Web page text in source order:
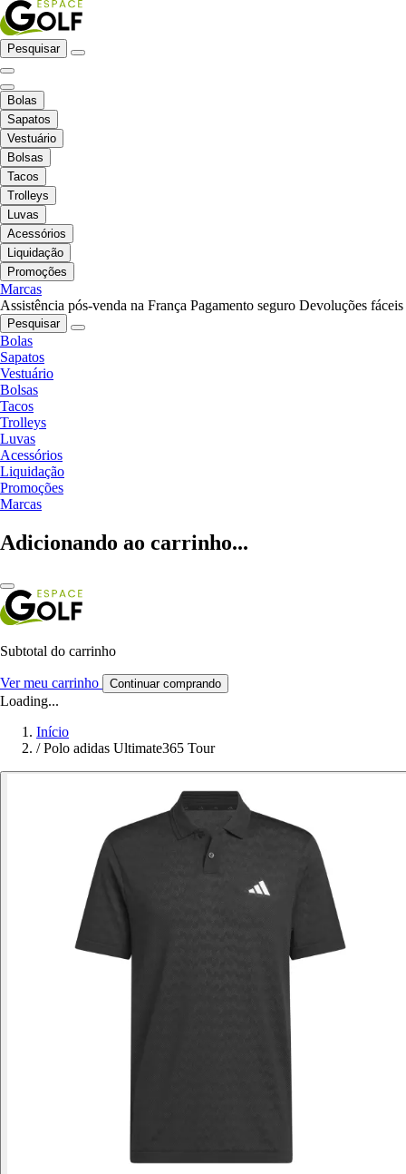
Pesquisar
Bolas
Sapatos
Vestuário
Bolsas
Tacos
Trolleys
Luvas
Acessórios
Liquidação
Promoções
Marcas
Assistência pós-venda na França Pagamento seguro Devoluções fáceis
Pesquisar
Bolas
Sapatos
Vestuário
Bolsas
Tacos
Trolleys
Luvas
Acessórios
Liquidação
Promoções
Marcas
Adicionando ao carrinho...
Subtotal do carrinho
Ver meu carrinho Continuar comprando
Loading...
Início
/ Polo adidas Ultimate365 Tour